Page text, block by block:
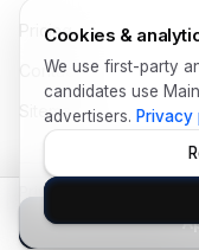
Pricing
Contact
Sitemap
Privacy Policy
© Copyright 2026
Cookies &
We use first-party
candidates use
advertisers. Privacy